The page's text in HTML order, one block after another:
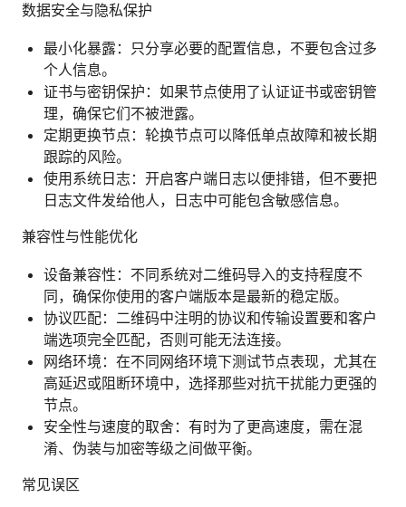
数据安全与隐私保护
最小化暴露：只分享必要的配置信息，不要包含过多
个人信息。
证书与密钥保护：如果节点使用了认证证书或密钥管
理，确保它们不被泄露。
定期更换节点：轮换节点可以降低单点故障和被长期
跟踪的风险。
使用系统日志：开启客户端日志以便排错，但不要把
日志文件发给他人，日志中可能包含敏感信息。
兼容性与性能优化
设备兼容性：不同系统对二维码导入的支持程度不
同，确保你使用的客户端版本是最新的稳定版。
协议匹配：二维码中注明的协议和传输设置要和客户
端选项完全匹配，否则可能无法连接。
网络环境：在不同网络环境下测试节点表现，尤其在
高延迟或阻断环境中，选择那些对抗干扰能力更强的
节点。
安全性与速度的取舍：有时为了更高速度，需在混
淆、伪装与加密等级之间做平衡。
常见误区